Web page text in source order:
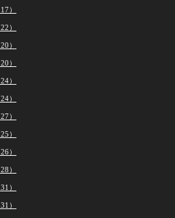
）
）
）
）
）
）
）
）
）
）
）
）